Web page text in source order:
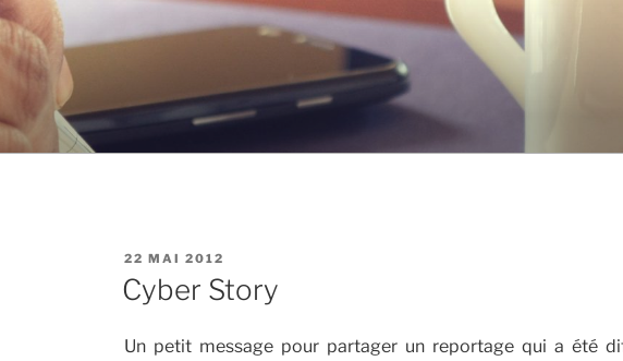
PUBLIÉ
LE
22 MAI 2012
Cyber Story
Un petit message pour partager un reportage qui a été